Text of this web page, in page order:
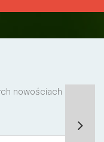
nowościach lub o